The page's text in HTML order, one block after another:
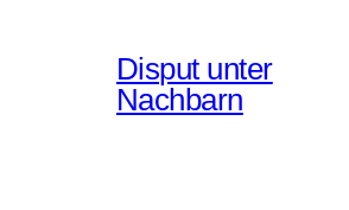
Disput unter
Nachbarn